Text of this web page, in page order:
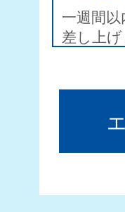
一週間
差し上げ